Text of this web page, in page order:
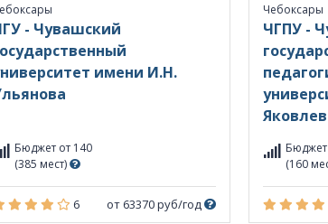
- Чувашский
имени И.Н.
Бюджет от 140
(385 мест)
6 от 63370 руб/год
Чебоксары
ЧГПУ -
Бюджет
(160